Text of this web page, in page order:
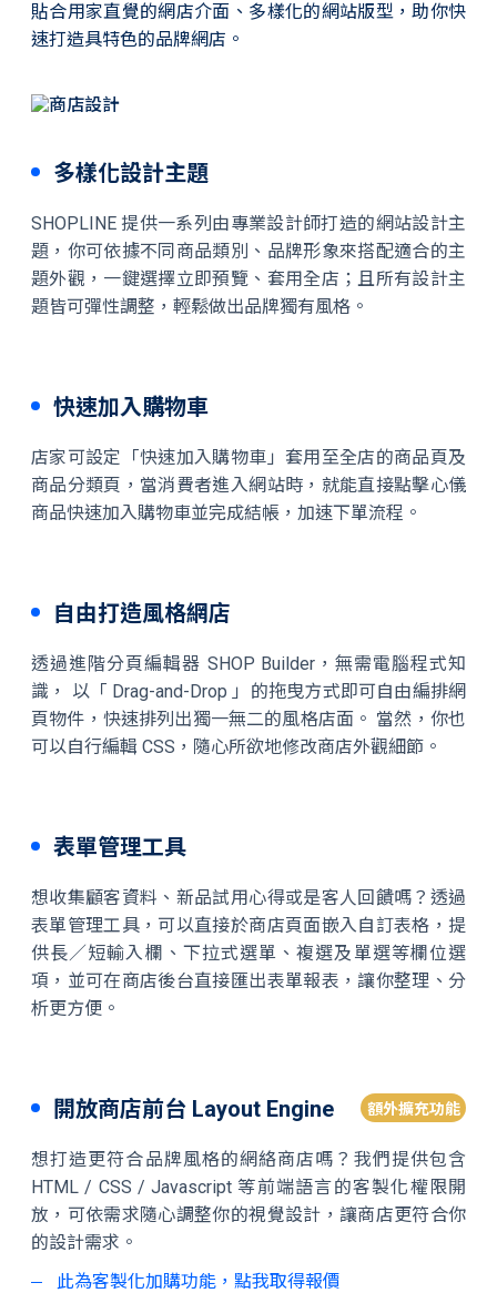
貼合用家直覺的網店介面、多樣化的網站版型，助你快
速打造具特色的品牌網店。
多樣化設計主題
SHOPLINE 提供一系列由專業設計師打造的網站設計主
題，你可依據不同商品類別、品牌形象來搭配適合的主
題外觀，一鍵選擇立即預覽、套用全店；且所有設計主
題皆可彈性調整，輕鬆做出品牌獨有風格。
快速加入購物車
店家可設定「快速加入購物車」套用至全店的商品頁及
商品分類頁，當消費者進入網站時，就能直接點擊心儀
商品快速加入購物車並完成結帳，加速下單流程。
自由打造風格網店
透過進階分頁編輯器 SHOP Builder，無需電腦程式知
識， 以「 Drag-and-Drop 」的拖曳方式即可自由編排網
頁物件，快速排列出獨一無二的風格店面。 當然，你也
可以自行編輯 CSS，隨心所欲地修改商店外觀細節。
表單管理工具
想收集顧客資料、新品試用心得或是客人回饋嗎？透過
表單管理工具，可以直接於商店頁面嵌入自訂表格，提
供長／短輸入欄、下拉式選單、複選及單選等欄位選
項，並可在商店後台直接匯出表單報表，讓你整理、分
析更方便。
開放商店前台 Layout Engine 額外擴充功能
想打造更符合品牌風格的網絡商店嗎？我們提供包含
HTML / CSS / Javascript 等前端語言的客製化權限開
放，可依需求隨心調整你的視覺設計，讓商店更符合你
的設計需求。
此為客製化加購功能， 點我取得報價